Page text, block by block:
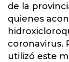
de la
quienes
coronavirus.
utilizó este